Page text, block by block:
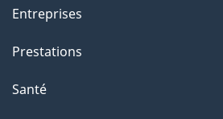
Entreprises
Prestations
Santé